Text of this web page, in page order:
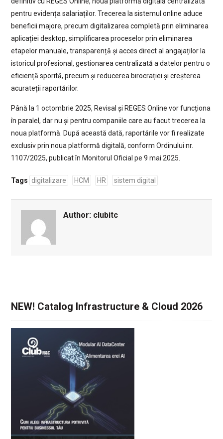
pentru evidența salariaților. Trecerea la sistemul online aduce
beneficii majore, precum digitalizarea completă prin eliminarea
aplicației desktop, simplificarea proceselor prin eliminarea
etapelor manuale, transparență și acces direct al angajaților la
istoricul profesional, gestionarea centralizată a datelor pentru o
eficiență sporită, precum și reducerea birocrației și creșterea
acurateții raportărilor.
Până la 1 octombrie 2025, Revisal și REGES Online vor funcționa
în paralel, dar nu și pentru companiile care au facut trecerea la
noua platformă. După această dată, raportările vor fi realizate
exclusiv prin noua platformă digitală, conform Ordinului nr.
1107/2025, publicat în Monitorul Oficial pe 9 mai 2025.
Tags digitalizare HCM HR sistem digital
Author: clubitc
NEW! Catalog Infrastructure & Cloud 2026